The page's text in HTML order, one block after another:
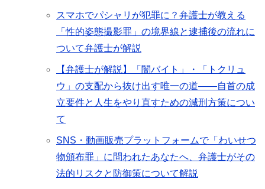
スマホでパシャリが犯罪に？弁護士が教える
「性的姿態撮影罪」の境界線と逮捕後の流れに
ついて弁護士が解説
【弁護士が解説】「闇バイト」・「トクリュ
ウ」の支配から抜け出す唯一の道――自首の成
立要件と人生をやり直すための減刑方策につい
て
SNS・動画販売プラットフォームで「わいせつ
物頒布罪」に問われたあなたへ、弁護士がその
法的リスクと防御策について解説